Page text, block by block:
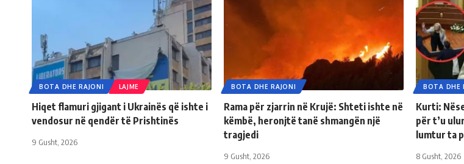
BOTA DHE RAJONI LAJME
Hiqet flamuri gjigant i Ukrainës që ishte i
vendosur në qendër të Prishtinës
9 Gusht, 2026
BOTA DHE RAJONI
Rama për zjarrin në Krujë: Shteti ishte në
këmbë, heronjtë tanë shmangën një
tragjedi
9 Gusht, 2026
BOTA DHE
Kurti:
për t’u
lumtur ta
8 Gusht, 2026